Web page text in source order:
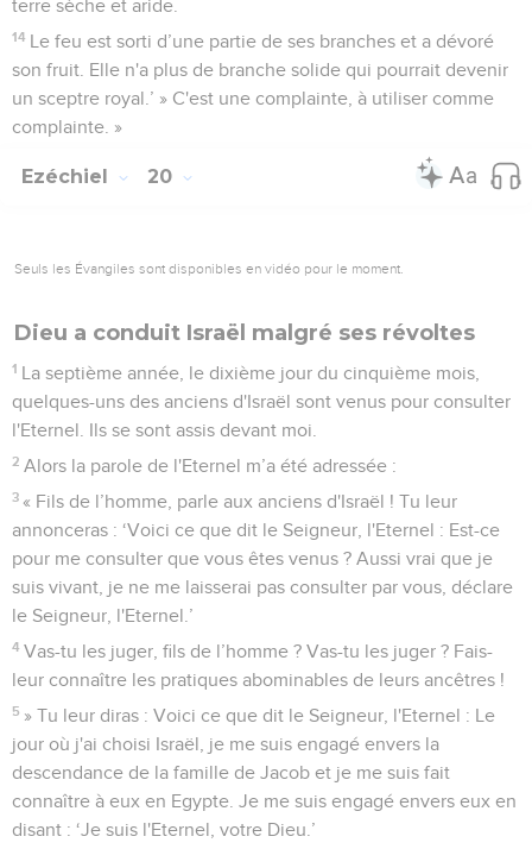
terre sèche et aride.
14 Le feu est sorti d’une partie de ses branches et a dévoré
son fruit. Elle n'a plus de branche solide qui pourrait devenir
un sceptre royal.’ » C'est une complainte, à utiliser comme
complainte. »
Ezéchiel 20
Seuls les Évangiles sont disponibles en vidéo pour le moment.
Dieu a conduit Israël malgré ses révoltes
1 La septième année, le dixième jour du cinquième mois,
quelques-uns des anciens d'Israël sont venus pour consulter
l'Eternel. Ils se sont assis devant moi.
2 Alors la parole de l'Eternel m’a été adressée :
3 « Fils de l’homme, parle aux anciens d'Israël ! Tu leur
annonceras : ‘Voici ce que dit le Seigneur, l'Eternel : Est-ce
pour me consulter que vous êtes venus ? Aussi vrai que je
suis vivant, je ne me laisserai pas consulter par vous, déclare
le Seigneur, l'Eternel.’
4 Vas-tu les juger, fils de l’homme ? Vas-tu les juger ? Fais-
leur connaître les pratiques abominables de leurs ancêtres !
5 » Tu leur diras : Voici ce que dit le Seigneur, l'Eternel : Le
jour où j'ai choisi Israël, je me suis engagé envers la
descendance de la famille de Jacob et je me suis fait
connaître à eux en Egypte. Je me suis engagé envers eux en
disant : ‘Je suis l'Eternel, votre Dieu.’